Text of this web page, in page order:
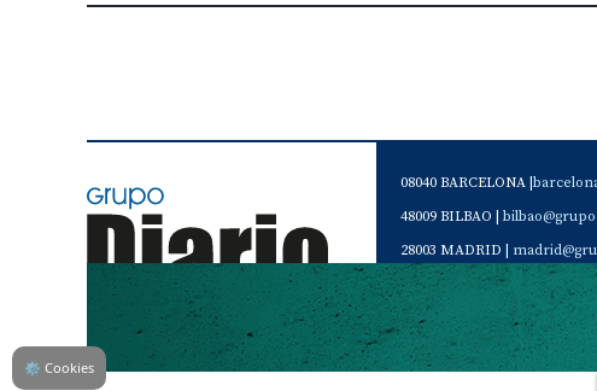
08040 BARCELONA |
48009 BILBAO |
28003 MADRID |
46120 Alboraya. VALENCIA |
Servicio de Atención al
Teléfono de contacto de
⚙ Cookies